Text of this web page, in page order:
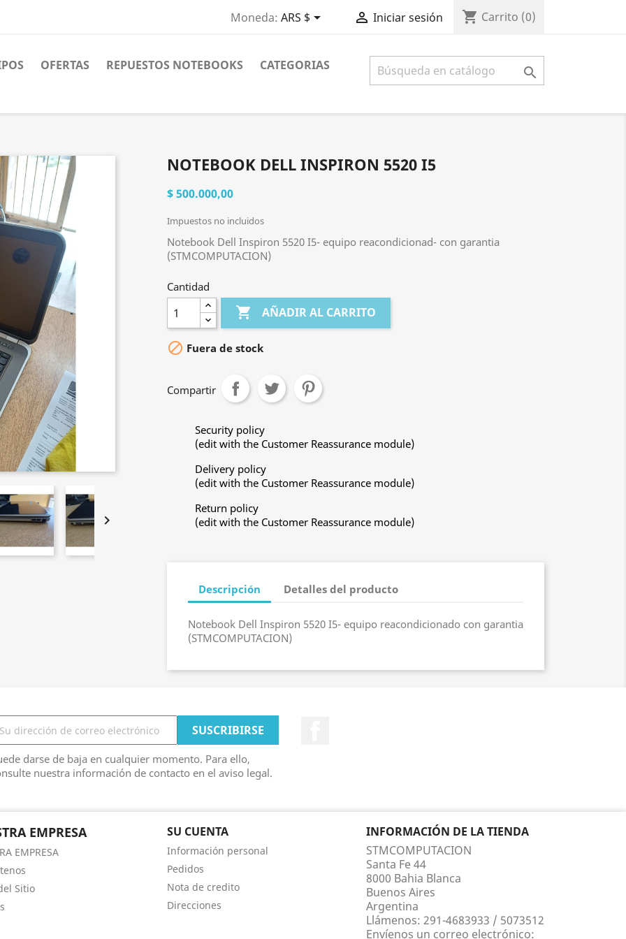
Moneda: ARS $  Iniciar sesión shopping_cart Carrito (0)
OFERTAS REPUESTOS NOTEBOOKS CATEGORIAS 

NOTEBOOK DELL INSPIRON 5520 I5
$ 500.000,00
Impuestos no incluidos
Notebook Dell Inspiron 5520 I5- equipo reacondicionad- con garantia
(STMCOMPUTACION)
Cantidad
 AÑADIR AL CARRITO
 Fuera de stock
Compartir
Security policy
(edit with the Customer Reassurance module)
Delivery policy
(edit with the Customer Reassurance module)
Return policy
(edit with the Customer Reassurance module)
Descripción Detalles del producto
Notebook Dell Inspiron 5520 I5- equipo reacondicionado con garantia
(STMCOMPUTACION)
darse de baja en cualquier momento. Para ello,
nuestra información de contacto en el aviso legal.
EMPRESA
EMPRESA
Sitio
SU CUENTA
Información personal
Pedidos
Nota de credito
Direcciones
INFORMACIÓN DE LA TIENDA
STMCOMPUTACION
Santa Fe 44
8000 Bahia Blanca
Buenos Aires
Argentina
Llámenos: 291-4683933 / 5073512
Envíenos un correo electrónico: